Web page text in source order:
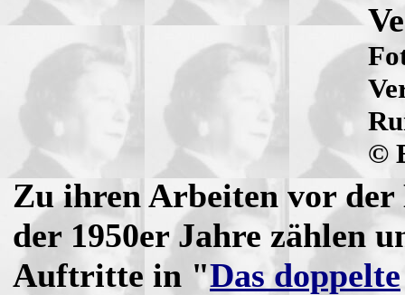
©
Zu ihren Arbeiten vor
der 1950er Jahre zählen
Auftritte in "Das doppelte